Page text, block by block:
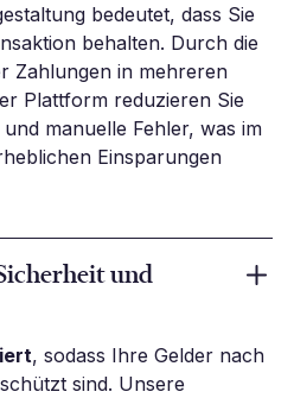
bedeutet, dass Sie
behalten. Durch die
Zahlungen in mehreren
Plattform reduzieren Sie
manuelle Fehler, was im
Einsparungen
und
, sodass Ihre Gelder nach
sind. Unsere